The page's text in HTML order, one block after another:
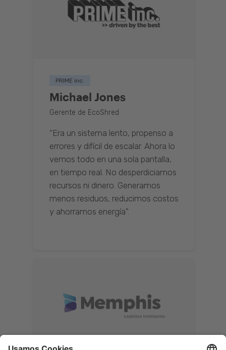
PRIME inc.
Michael Jones
Gerente de EcoShred
“Era un sistema lento, propenso a
errores y difícil de escalar. Ahora lo
vemos todo en una sola pantalla,
en tiempo real. No desperdiciamos
recursos ni dinero. Generamos
menos residuos, reducimos costos
y ahorramos energía".